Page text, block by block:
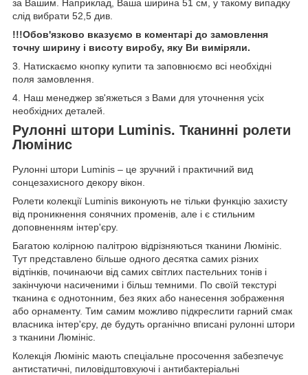
за Вашим. Наприклад, Ваша ширина 51 см, у такому випадку
слід вибрати 52,5 див.
!!!Обов'язково вказуємо в коментарі до замовлення
точну ширину і висоту виробу, яку Ви виміряли.
3. Натискаємо кнопку купити та заповнюємо всі необхідні
поля замовлення.
4. Наш менеджер зв'яжеться з Вами для уточнення усіх
необхідних деталей.
Рулонні штори Luminis. Тканинні ролети
Люмінис
Рулонні штори Luminis – це зручний і практичний вид
сонцезахисного декору вікон.
Ролети колекції Luminis виконують не тільки функцію захисту
від проникнення сонячних променів, але і є стильним
доповненням інтер'єру.
Багатою колірною палітрою відрізняються тканини Люмініс.
Тут представлено більше одного десятка самих різних
відтінків, починаючи від самих світлих пастельних тонів і
закінчуючи насиченими і більш темними. По своїй текстурі
тканина є однотонним, без яких або нанесення зображення
або орнаменту. Тим самим можливо підкреслити гарний смак
власника інтер'єру, де будуть органічно вписані рулонні штори
з тканини Люмініс.
Колекція Люмініс мають спеціальне просочення забезпечує
антистатичні, пиловідштовхуючі і антибактеріальні